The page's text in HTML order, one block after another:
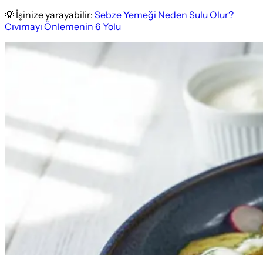
💡 İşinize yarayabilir: Sebze Yemeği Neden Sulu Olur?
Cıvımayı Önlemenin 6 Yolu